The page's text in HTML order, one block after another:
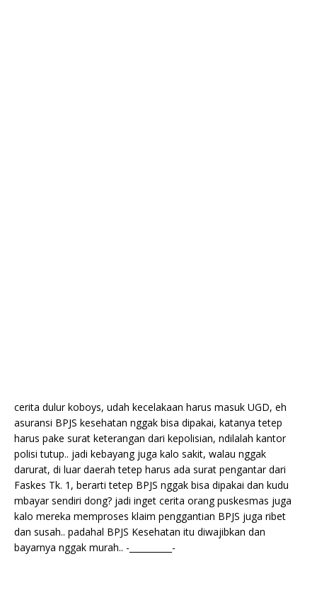
cerita dulur koboys, udah kecelakaan harus masuk UGD, eh
asuransi BPJS kesehatan nggak bisa dipakai, katanya tetep
harus pake surat keterangan dari kepolisian, ndilalah kantor
polisi tutup.. jadi kebayang juga kalo sakit, walau nggak
darurat, di luar daerah tetep harus ada surat pengantar dari
Faskes Tk. 1, berarti tetep BPJS nggak bisa dipakai dan kudu
mbayar sendiri dong? jadi inget cerita orang puskesmas juga
kalo mereka memproses klaim penggantian BPJS juga ribet
dan susah.. padahal BPJS Kesehatan itu diwajibkan dan
bayarnya nggak murah.. -__________-